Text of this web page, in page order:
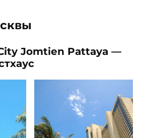
Jomtien Pattaya —